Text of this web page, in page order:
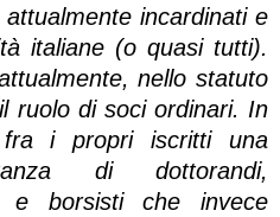
incardinati e
italiane (o quasi tutti).
nello statuto
ruolo di soci ordinari. In
i propri iscritti una
di dottorandi,
e borsisti che invece